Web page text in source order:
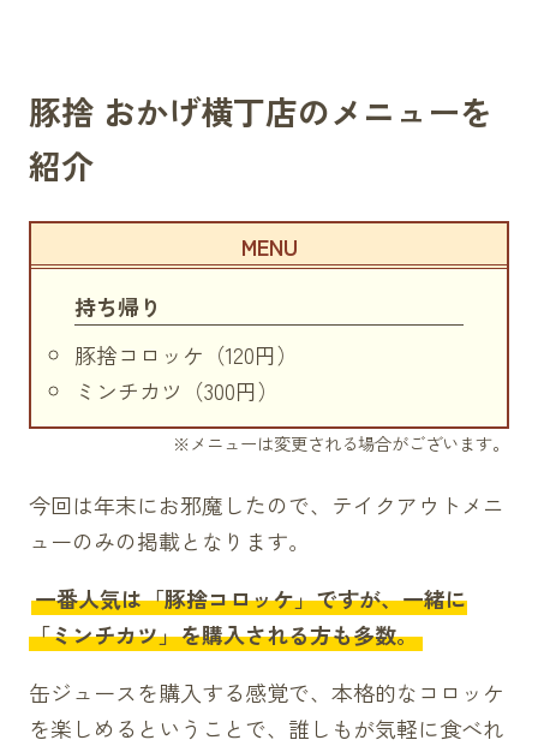
豚捨 おかげ横丁店のメニューを
紹介
持ち帰り
豚捨コロッケ（120円）
ミンチカツ（300円）
※メニューは変更される場合がございます。
今回は年末にお邪魔したので、テイクアウトメニ
ューのみの掲載となります。
一番人気は「豚捨コロッケ」ですが、一緒に
「ミンチカツ」を購入される方も多数。
缶ジュースを購入する感覚で、本格的なコロッケ
を楽しめるということで、誰しもが気軽に食べれ